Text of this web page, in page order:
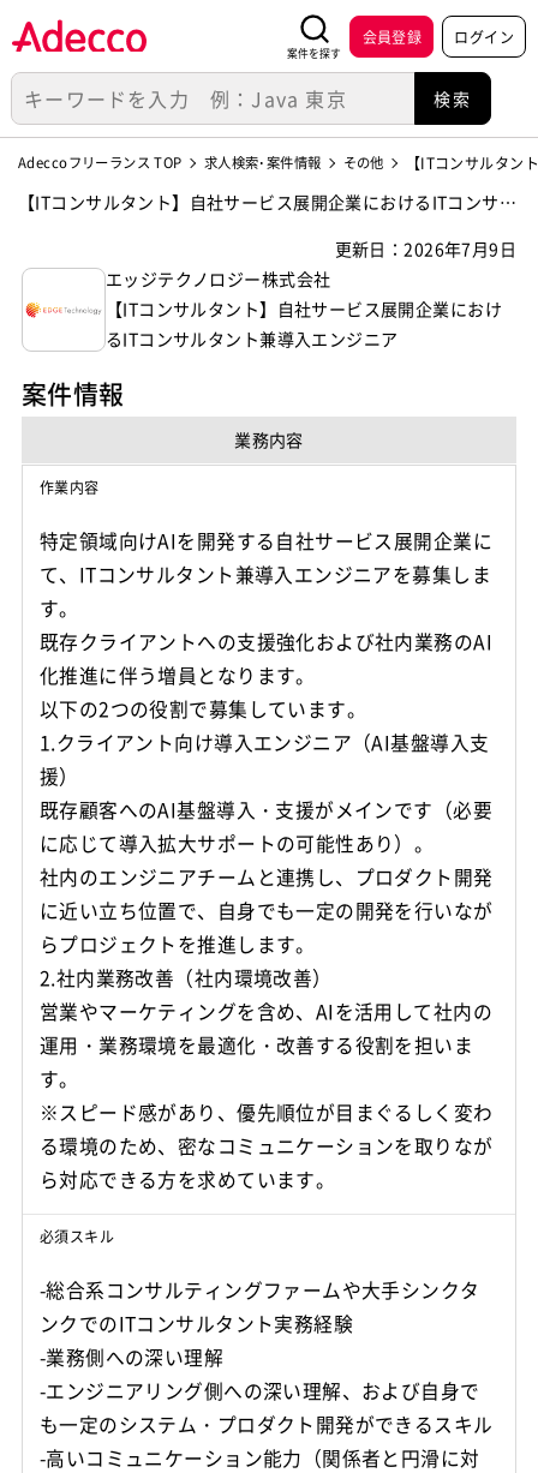
案件を探す
会員登録 ログイン
Adeccoフリーランス TOP 求人検索･案件情報 その他 【ITコンサルタン
【ITコンサルタント】自社サービス展開企業におけるITコンサル
式会社】
更新日：2026年7月9日
エッジテクノロジー株式会社
【ITコンサルタント】自社サービス展開企業におけ
るITコンサルタント兼導入エンジニア
案件情報
業務内容
作業内容
特定領域向けAIを開発する自社サービス展開企業に
て、ITコンサルタント兼導入エンジニアを募集しま
す。
既存クライアントへの支援強化および社内業務のAI
化推進に伴う増員となります。
以下の2つの役割で募集しています。
1.クライアント向け導入エンジニア（AI基盤導入支
援）
既存顧客へのAI基盤導入・支援がメインです（必要
に応じて導入拡大サポートの可能性あり）。
社内のエンジニアチームと連携し、プロダクト開発
に近い立ち位置で、自身でも一定の開発を行いなが
らプロジェクトを推進します。
2.社内業務改善（社内環境改善）
営業やマーケティングを含め、AIを活用して社内の
運用・業務環境を最適化・改善する役割を担いま
す。
※スピード感があり、優先順位が目まぐるしく変わ
る環境のため、密なコミュニケーションを取りなが
ら対応できる方を求めています。
必須スキル
-総合系コンサルティングファームや大手シンクタ
ンクでのITコンサルタント実務経験
-業務側への深い理解
-エンジニアリング側への深い理解、および自身で
も一定のシステム・プロダクト開発ができるスキル
-高いコミュニケーション能力（関係者と円滑に対